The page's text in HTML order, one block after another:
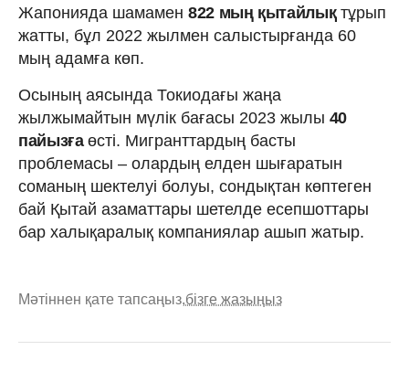
Жапонияда шамамен 822 мың қытайлық тұрып
жатты, бұл 2022 жылмен салыстырғанда 60
мың адамға көп.
Осының аясында Токиодағы жаңа
жылжымайтын мүлік бағасы 2023 жылы 40
пайызғаөсті. Мигранттардың басты
проблемасы – олардың елден шығаратын
соманың шектелуі болуы, сондықтан көптеген
бай Қытай азаматтары шетелде есепшоттары
бар халықаралық компаниялар ашып жатыр.
Мәтіннен қате тапсаңыз,бізге жазыңыз